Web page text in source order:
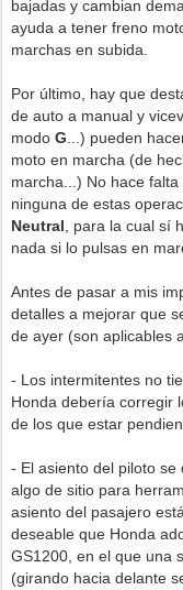
bajadas y cambian
ayuda a tener freno
marchas en subida.
Por último, hay que
de auto a manual y
modo G ...) pueden
moto en marcha (de
marcha...) No hace
ninguna de estas
Neutral , para la cual sí
nada si lo pulsas en
Antes de pasar a mis
detalles a mejorar que
de ayer (son aplicables
- Los intermitentes no
Honda debería corregir
de los que estar
- El asiento del piloto
algo de sitio para
asiento del pasajero
deseable que Honda
GS1200, en el que una
(girando hacia delante